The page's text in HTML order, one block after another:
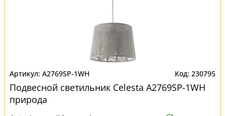
A2769SP-1WH 230795
Подвесной светильник Celesta A2769SP-1WH
природа